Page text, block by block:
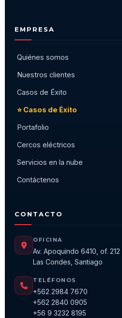
EMPRESA
Quiénes somos
Nuestros clientes
Casos de Éxito
⭐ Casos de Éxito
Portafolio
Cercos eléctricos
Servicios en la nube
Contáctenos
CONTACTO
OFICINA
Av. Apoquindo 6410, of. 212
Las Condes, Santiago
TELÉFONOS
+562 2984 7670
+562 2840 0905
+56 9 3232 8195